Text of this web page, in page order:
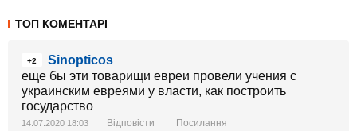
ТОП КОМЕНТАРІ
+2
Sinopticos
еще бы эти товарищи евреи провели учения с
украинским евреями у власти, как построить
государство
14.07.2020 18:03 Відповісти Посилання